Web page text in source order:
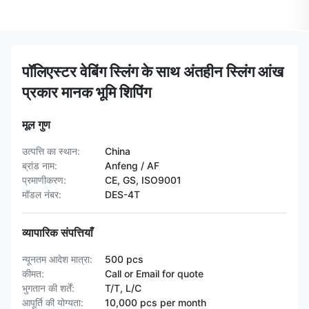
पॉलिएस्टर वेबिंग स्लिंग के साथ अंतहीन स्लिंग आंख
प्रकार मानक भूमि शिपिंग
मूल गुण
उत्पत्ति का स्थान:
China
ब्रांड नाम:
Anfeng / AF
प्रमाणीकरण:
CE, GS, ISO9001
मॉडल नंबर:
DES-4T
व्यापारिक संपत्तियाँ
न्यूनतम आदेश मात्रा:
500 pcs
कीमत:
Call or Email for quote
भुगतान की शर्तें:
T/T, L/C
आपूर्ति की योग्यता:
10,000 pcs per month